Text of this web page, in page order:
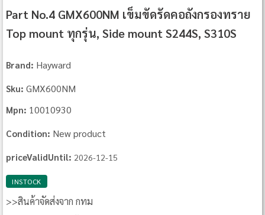
Part No.4 GMX600NM เข็มขัดรัดคอถังกรองทราย
Top mount ทุกรุ่น, Side mount S244S, S310S
Brand: Hayward
Sku: GMX600NM
Mpn: 10010930
Condition: New product
priceValidUntil: 2026-12-15
INSTOCK
>>สินค้าจัดส่งจาก กทม